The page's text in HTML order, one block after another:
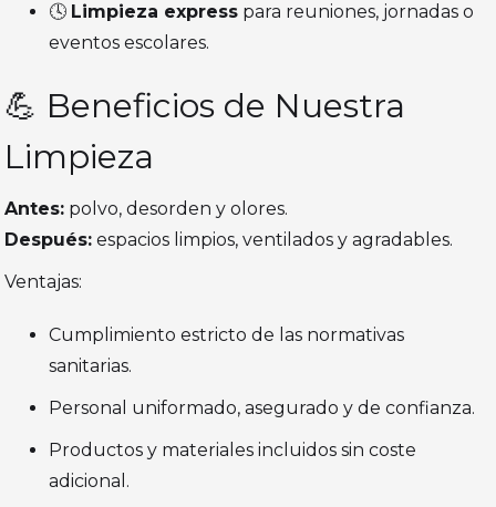
🕓 Limpieza express para reuniones, jornadas o
eventos escolares.
💪 Beneficios de Nuestra
Limpieza
Antes: polvo, desorden y olores.
Después: espacios limpios, ventilados y agradables.
Ventajas:
Cumplimiento estricto de las normativas
sanitarias.
Personal uniformado, asegurado y de confianza.
Productos y materiales incluidos sin coste
adicional.